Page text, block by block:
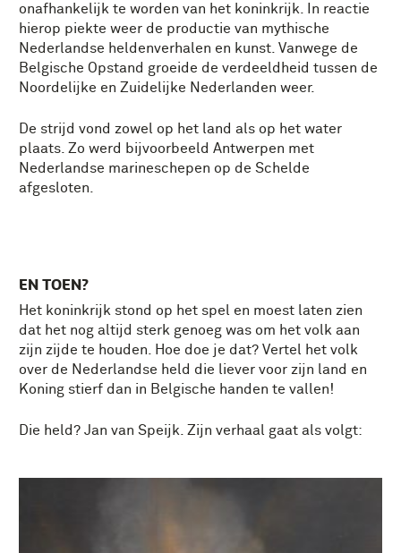
onafhankelijk te worden van het koninkrijk. In reactie
hierop piekte weer de productie van mythische
Nederlandse heldenverhalen en kunst. Vanwege de
Belgische Opstand groeide de verdeeldheid tussen de
Noordelijke en Zuidelijke Nederlanden weer.
De strijd vond zowel op het land als op het water
plaats. Zo werd bijvoorbeeld Antwerpen met
Nederlandse marineschepen op de Schelde
afgesloten.
EN TOEN?
Het koninkrijk stond op het spel en moest laten zien
dat het nog altijd sterk genoeg was om het volk aan
zijn zijde te houden. Hoe doe je dat? Vertel het volk
over de Nederlandse held die liever voor zijn land en
Koning stierf dan in Belgische handen te vallen!
Die held? Jan van Speijk. Zijn verhaal gaat als volgt: